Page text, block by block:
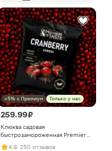
+5% с Премиум Только у нас
259.99 ₽
Клюква садовая
быстрозамороженная Premiere
of Taste 300г
4.8· 250 отзывов